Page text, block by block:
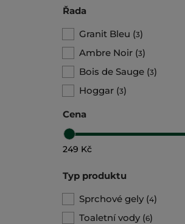
Řada
Granit Bleu (3)
Ambre Noir (3)
Bois de Sauge (3)
Hoggar (3)
Cena
249 Kč
Typ produktu
Sprchové gely (4)
Toaletní vody (6)